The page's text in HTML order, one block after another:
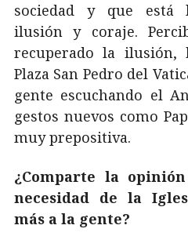
sociedad y que está
ilusión y coraje.
recuperado la
Plaza San Pedro del
gente escuchando el
gestos nuevos como
muy prepositiva.
¿Comparte la
necesidad de la
más a la gente?